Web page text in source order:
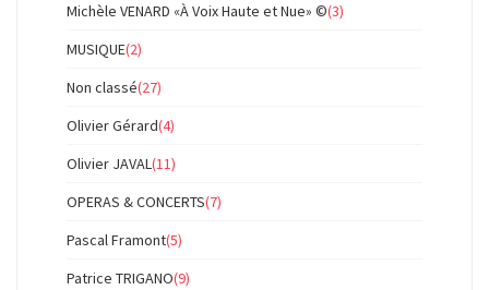
Michèle VENARD «À Voix Haute et Nue» ©(3)
MUSIQUE(2)
Non classé(27)
Olivier Gérard(4)
Olivier JAVAL(11)
OPERAS & CONCERTS(7)
Pascal Framont(5)
Patrice TRIGANO(9)